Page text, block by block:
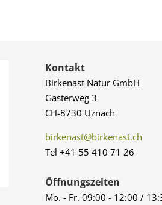
Kontakt
Birkenast Natur GmbH
Gasterweg 3
CH-8730 Uznach
birkenast@birkenast.ch
Tel +41 55 410 71 26
Öffnungszeiten
Mo. - Fr. 09:00 - 12:00 /